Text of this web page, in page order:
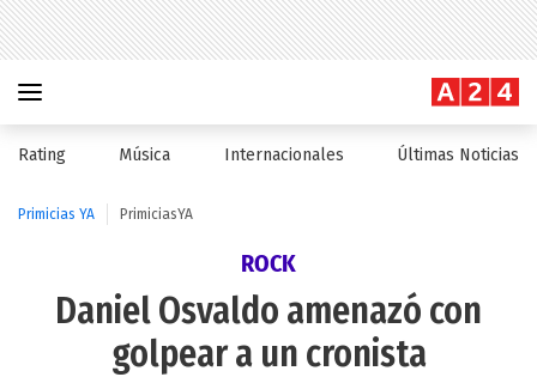
Rating Música Internacionales Últimas Noticias
Primicias YA PrimiciasYA
ROCK
Daniel Osvaldo amenazó con
golpear a un cronista